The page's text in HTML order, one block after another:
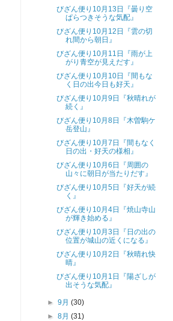
びざん便り10月13日『曇り空
ぱらつきそうな気配』
びざん便り10月12日『雲の切
れ間から朝日』
びざん便り10月11日『雨が上
がり青空が見えだす』
びざん便り10月10日『間もな
く日の出今日も好天』
びざん便り10月9日『秋晴れが
続く』
びざん便り10月8日『木曽駒ケ
岳登山』
びざん便り10月7日『間もなく
日の出・好天の様相』
びざん便り10月6日『周囲の
山々に朝日が当たりだす』
びざん便り10月5日『好天が続
く』
びざん便り10月4日『焼山寺山
が輝き始める』
びざん便り10月3日『日の出の
位置が城山の近くになる』
びざん便り10月2日『秋晴れ快
晴』
びざん便り10月1日『陽ざしが
出そうな気配』
►9月(30)
►8月(31)